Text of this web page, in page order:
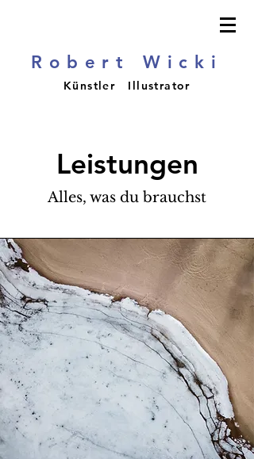
Robert Wicki
Künstler Illustrator
Leistungen
Alles, was du brauchst